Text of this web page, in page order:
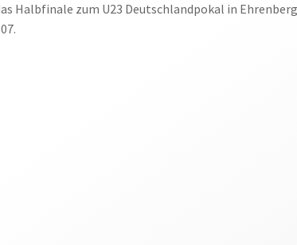
Halbfinale zum U23 Deutschlandpokal in